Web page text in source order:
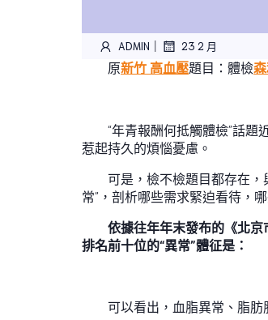
ADMIN | 23 2 月
原新竹 高血壓題目：體檢
“年青報酬何抵觸體檢”話
惹起持久的煩惱憂慮。
可是，檢不檢題目都存在，
常”，剖析哪些需求緊迫看待，
依據往年年末發布的《北
排名前十位的“異常”體征是：
可以看出，血脂異常、脂